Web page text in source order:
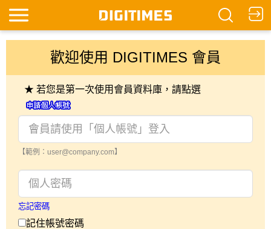
歡迎使用 DIGITIMES 會員
★ 若您是第一次使用會員資料庫，請點選
【範例：user@company.com】
忘記密碼
記住帳號密碼